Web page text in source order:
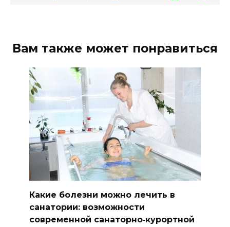
Вам также может понравиться
Какие болезни можно лечить в
санатории: возможности
современной санаторно‑курортной